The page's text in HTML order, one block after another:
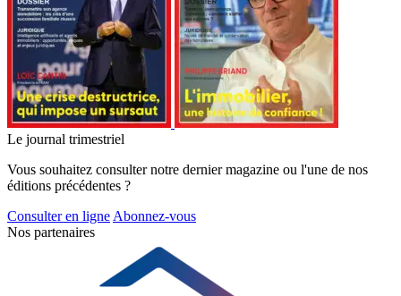
Le journal trimestriel
Vous souhaitez consulter notre dernier magazine ou l'une de nos
éditions précédentes ?
Consulter en ligne Abonnez-vous
Nos partenaires